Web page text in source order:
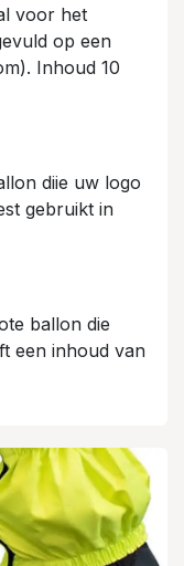
voor het
op een
Inhoud 10
diie uw logo
gebruikt in
ballon die
een inhoud van